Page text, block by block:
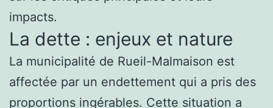
impacts.
La dette : enjeux et nature
La municipalité de Rueil-Malmaison est
affectée par un endettement qui a pris des
proportions ingérables. Cette situation a